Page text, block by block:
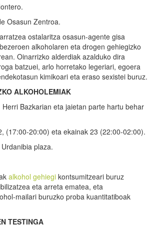
Osasun Zentroa.
ostalaritza osasun-agente gisa
alkoholaren eta drogen gehiegizko
Oinarrizko alderdiak azalduko dira
batzuei, arlo horretako legeriari, egoera
kimikoari eta eraso sexistei buruz.
ALKOHOLEMIAK
Herri Bazkarian eta jaietan parte hartu behar
(17:00-20:00) eta ekainak 23 (22:00-02:00).
plaza.
alkohol gehiegi kontsumitzeari buruz
eta arreta ematea, eta
mailari buruzko proba kuantitatiboak
TESTINGA